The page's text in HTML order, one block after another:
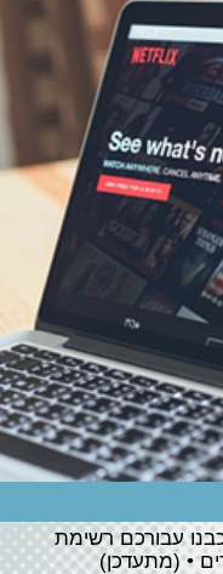
עבורכם רשימת
• (מתעדכן)